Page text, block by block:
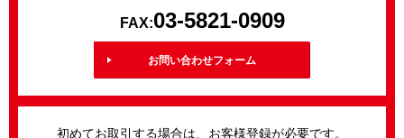
FAX:03-5821-0909
お問い合わせフォーム
初めてお取引する場合は、お客様登録が必要です。